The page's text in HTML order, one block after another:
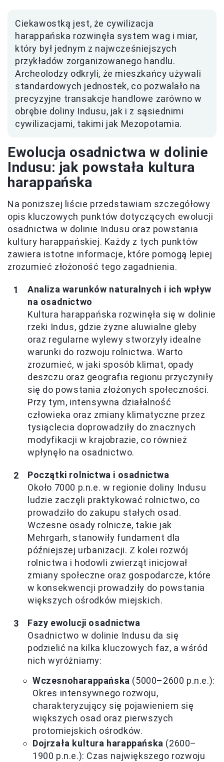
Ciekawostką jest, że cywilizacja
harappańska rozwinęła system wag i miar,
który był jednym z najwcześniejszych
przykładów zorganizowanego handlu.
Archeolodzy odkryli, że mieszkańcy używali
standardowych jednostek, co pozwalało na
precyzyjne transakcje handlowe zarówno w
obrębie doliny Indusu, jak i z sąsiednimi
cywilizacjami, takimi jak Mezopotamia.
Ewolucja osadnictwa w dolinie
Indusu: jak powstała kultura
harappańska
Na poniższej liście przedstawiam szczegółowy
opis kluczowych punktów dotyczących ewolucji
osadnictwa w dolinie Indusu oraz powstania
kultury harappańskiej. Każdy z tych punktów
zawiera istotne informacje, które pomogą lepiej
zrozumieć złożoność tego zagadnienia.
Analiza warunków naturalnych i ich wpływ
na osadnictwo
Kultura harappańska rozwinęła się w dolinie
rzeki Indus, gdzie żyzne aluwialne gleby
oraz regularne wylewy stworzyły idealne
warunki do rozwoju rolnictwa. Warto
zrozumieć, w jaki sposób klimat, opady
deszczu oraz geografia regionu przyczyniły
się do powstania złożonych społeczności.
Przy tym, intensywna działalność
człowieka oraz zmiany klimatyczne przez
tysiąclecia doprowadziły do znacznych
modyfikacji w krajobrazie, co również
wpłynęło na osadnictwo.
Początki rolnictwa i osadnictwa
Około 7000 p.n.e. w regionie doliny Indusu
ludzie zaczęli praktykować rolnictwo, co
prowadziło do zakupu stałych osad.
Wczesne osady rolnicze, takie jak
Mehrgarh, stanowiły fundament dla
późniejszej urbanizacji. Z kolei rozwój
rolnictwa i hodowli zwierząt inicjował
zmiany społeczne oraz gospodarcze, które
w konsekwencji prowadziły do powstania
większych ośrodków miejskich.
Fazy ewolucji osadnictwa
Osadnictwo w dolinie Indusu da się
podzielić na kilka kluczowych faz, a wśród
nich wyróżniamy:
Wczesnoharappańska (5000–2600 p.n.e.):
Okres intensywnego rozwoju,
charakteryzujący się pojawieniem się
większych osad oraz pierwszych
protomiejskich ośrodków.
Dojrzała kultura harappańska (2600–
1900 p.n.e.): Czas największego rozwoju